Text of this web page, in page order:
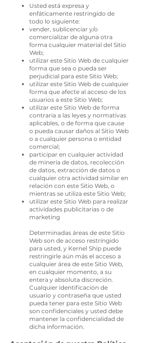
Usted está expresa y
enfáticamente restringido de
todo lo siguiente:
vender, sublicenciar y/o
comercializar de alguna otra
forma cualquier material del Sitio
Web;
utilizar este Sitio Web de cualquier
forma que sea o pueda ser
perjudicial para este Sitio Web;
utilizar este Sitio Web de cualquier
forma que afecte al acceso de los
usuarios a este Sitio Web;
utilizar este Sitio Web de forma
contraria a las leyes y normativas
aplicables, o de forma que cause
o pueda causar daños al Sitio Web
o a cualquier persona o entidad
comercial;
participar en cualquier actividad
de minería de datos, recolección
de datos, extracción de datos o
cualquier otra actividad similar en
relación con este Sitio Web, o
mientras se utiliza este Sitio Web;
utilizar este Sitio Web para realizar
actividades publicitarias o de
marketing
Determinadas áreas de este Sitio
Web son de acceso restringido
para usted, y Kernel Ship puede
restringirle aún más el acceso a
cualquier área de este Sitio Web,
en cualquier momento, a su
entera y absoluta discreción.
Cualquier identificación de
usuario y contraseña que usted
pueda tener para este Sitio Web
son confidenciales y usted debe
mantener la confidencialidad de
dicha información.